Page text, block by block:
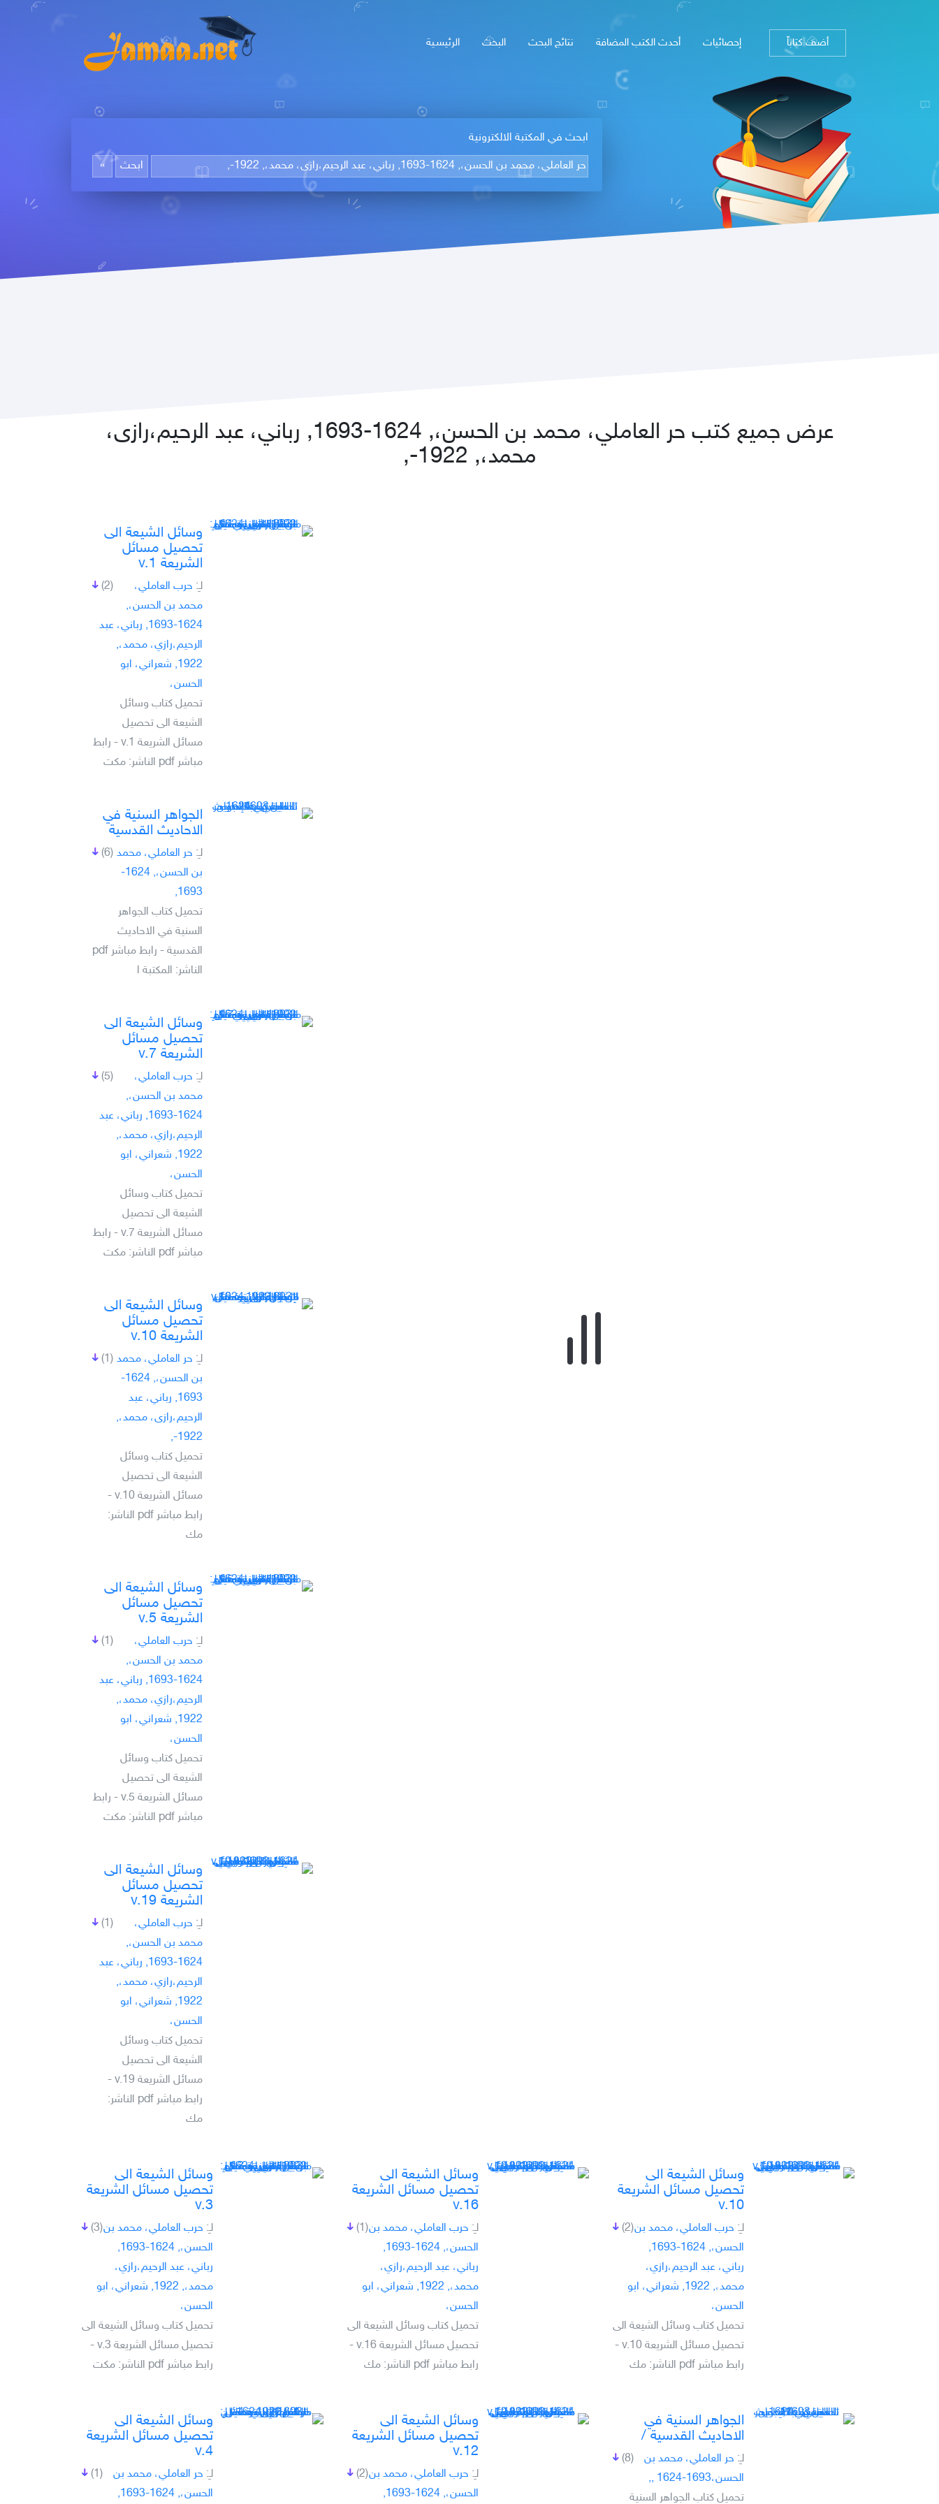
الرئيسـية البحث نتائج البحث أحدث الكتب المضافة إحصائيات أضف كتاباً
ابحث في المكتبة الالكترونية
عرض جميع كتب حر العاملي، محمد بن الحسن،, 1624-1693, رباني، عبد الرحيم،رازى،
محمد،, 1922-,
وسائل الشيعة الى
تحصيل مسائل
الشريعة v.1
(2) لـِ: حرب العاملي،
محمد بن الحسن،,
1624-1693, رباني، عبد
الرحيم،رازي، محمد،,
1922, شعراني، ابو
الحسن،
تحميل كتاب وسائل
الشيعة الى تحصيل
مسائل الشريعة v.1 - رابط
مباشر pdf الناشر: مكت
الجواهر السنية في
الاحاديث القدسية
(6) لـِ: حر العاملي، محمد
بن الحسن،, 1624-
1693,
تحميل كتاب الجواهر
السنية في الاحاديث
القدسية - رابط مباشر pdf
الناشر: المكتبة ا
وسائل الشيعة الى
تحصيل مسائل
الشريعة v.7
(5) لـِ: حرب العاملي،
محمد بن الحسن،,
1624-1693, رباني، عبد
الرحيم،رازي، محمد،,
1922, شعراني، ابو
الحسن،
تحميل كتاب وسائل
الشيعة الى تحصيل
مسائل الشريعة v.7 - رابط
مباشر pdf الناشر: مكت
وسائل الشيعة الى
تحصيل مسائل
الشريعة v.10
(1) لـِ: حر العاملي، محمد
بن الحسن،, 1624-
1693, رباني، عبد
الرحيم،رازى، محمد،,
1922-,
تحميل كتاب وسائل
الشيعة الى تحصيل
مسائل الشريعة v.10 -
رابط مباشر pdf الناشر:
مك
وسائل الشيعة الى
تحصيل مسائل
الشريعة v.5
(1) لـِ: حرب العاملي،
محمد بن الحسن،,
1624-1693, رباني، عبد
الرحيم،رازي، محمد،,
1922, شعراني، ابو
الحسن،
تحميل كتاب وسائل
الشيعة الى تحصيل
مسائل الشريعة v.5 - رابط
مباشر pdf الناشر: مكت
وسائل الشيعة الى
تحصيل مسائل
الشريعة v.19
(1) لـِ: حرب العاملي،
محمد بن الحسن،,
1624-1693, رباني، عبد
الرحيم،رازي، محمد،,
1922, شعراني، ابو
الحسن،
تحميل كتاب وسائل
الشيعة الى تحصيل
مسائل الشريعة v.19 -
رابط مباشر pdf الناشر:
مك
وسائل الشيعة الى
تحصيل مسائل الشريعة
v.10
(2) لـِ: حرب العاملي، محمد بن
الحسن،, 1624-1693,
رباني، عبد الرحيم،رازي،
محمد،, 1922, شعراني، ابو
الحسن،
تحميل كتاب وسائل الشيعة الى
تحصيل مسائل الشريعة v.10 -
رابط مباشر pdf الناشر: مك
وسائل الشيعة الى
تحصيل مسائل الشريعة
v.16
(1) لـِ: حرب العاملي، محمد بن
الحسن،, 1624-1693,
رباني، عبد الرحيم،رازي،
محمد،, 1922, شعراني، ابو
الحسن،
تحميل كتاب وسائل الشيعة الى
تحصيل مسائل الشريعة v.16 -
رابط مباشر pdf الناشر: مك
وسائل الشيعة الى
تحصيل مسائل الشريعة
v.3
(3) لـِ: حرب العاملي، محمد بن
الحسن،, 1624-1693,
رباني، عبد الرحيم،رازي،
محمد،, 1922, شعراني، ابو
الحسن،
تحميل كتاب وسائل الشيعة الى
تحصيل مسائل الشريعة v.3 -
رابط مباشر pdf الناشر: مكت
الجواهر السنية في
الاحاديث القدسية /‎‎‎
(8) لـِ: حر العاملي، محمد بن
الحسن،‎‎‎, 1624-1693,
تحميل كتاب الجواهر السنية
وسائل الشيعة الى
تحصيل مسائل الشريعة
v.12
(2) لـِ: حرب العاملي، محمد بن
الحسن،, 1624-1693,
وسائل الشيعة الى
تحصيل مسائل الشريعة
v.4
(1) لـِ: حر العاملي، محمد بن
الحسن،, 1624-1693,